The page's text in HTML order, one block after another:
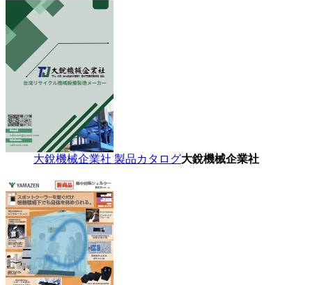
大銳機械企業社 製品カタログ大銳機械企業社